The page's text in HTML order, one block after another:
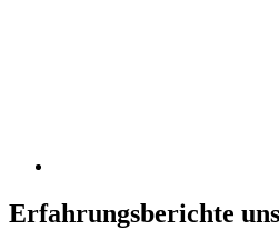
Erfahrungsberichte